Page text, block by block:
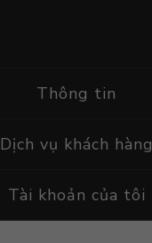
Thông tin
Dịch vụ khách hàng
Tài khoản của tôi